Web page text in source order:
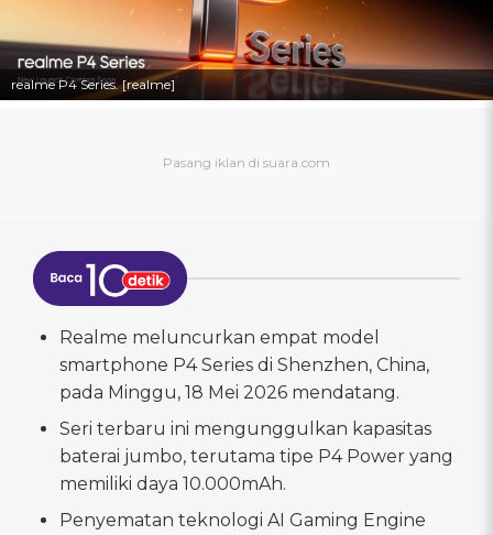
realme P4 Series. [realme]
Realme meluncurkan empat model
smartphone P4 Series di Shenzhen, China,
pada Minggu, 18 Mei 2026 mendatang.
Seri terbaru ini mengunggulkan kapasitas
baterai jumbo, terutama tipe P4 Power yang
memiliki daya 10.000mAh.
Penyematan teknologi AI Gaming Engine